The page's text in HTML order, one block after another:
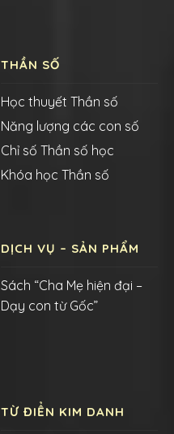
THẦN SỐ
Học thuyết Thần số
Năng lượng các con số
Chỉ số Thần số học
Khóa học Thần số
DỊCH VỤ – SẢN PHẨM
Sách “Cha Mẹ hiện đại –
Dạy con từ Gốc”
TỪ ĐIỂN KIM DANH